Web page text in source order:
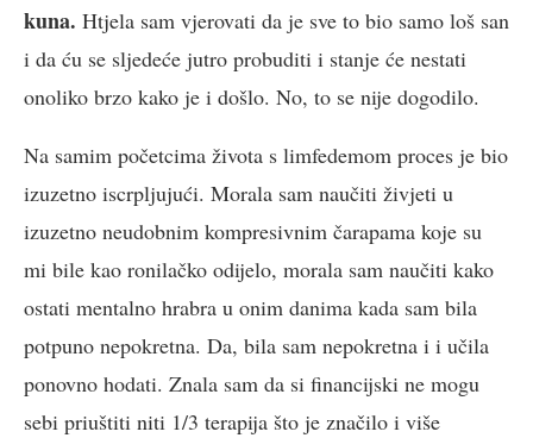
kuna. Htjela sam vjerovati da je sve to bio samo loš san
i da ću se sljedeće jutro probuditi i stanje će nestati
onoliko brzo kako je i došlo. No, to se nije dogodilo.
Na samim početcima života s limfedemom proces je bio
izuzetno iscrpljujući. Morala sam naučiti živjeti u
izuzetno neudobnim kompresivnim čarapama koje su
mi bile kao ronilačko odijelo, morala sam naučiti kako
ostati mentalno hrabra u onim danima kada sam bila
potpuno nepokretna. Da, bila sam nepokretna i i učila
ponovno hodati. Znala sam da si financijski ne mogu
sebi priuštiti niti 1/3 terapija što je značilo i više